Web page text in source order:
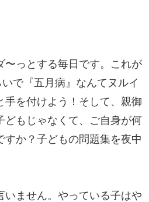
〜っとする毎日です。これが
で『五月病』なんてヌルイ
を付けよう！そして、親御
どもじゃなくて、ご自身が何
か？子どもの問題集を夜中
ません。やっている子はや